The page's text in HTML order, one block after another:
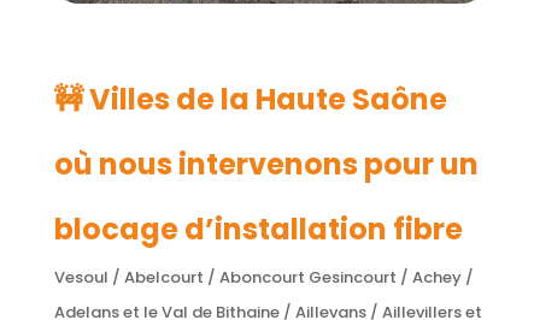
🚧 Villes de la Haute Saône
où nous intervenons pour un
blocage d’installation fibre
Vesoul / Abelcourt / Aboncourt Gesincourt / Achey /
Adelans et le Val de Bithaine / Aillevans / Aillevillers et